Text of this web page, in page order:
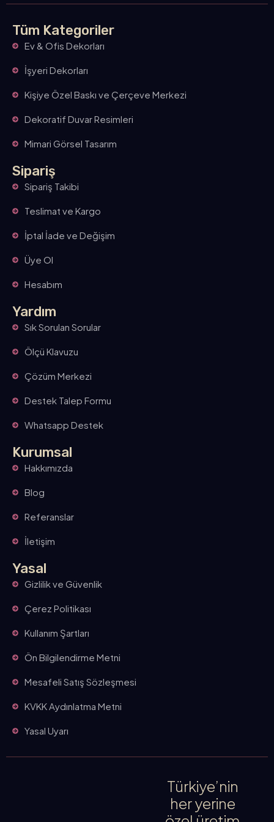
Tüm Kategoriler
Ev & Ofis Dekorları
İşyeri Dekorları
Kişiye Özel Baskı ve Çerçeve Merkezi
Dekoratif Duvar Resimleri
Mimari Görsel Tasarım
Sipariş
Sipariş Takibi
Teslimat ve Kargo
İptal İade ve Değişim
Üye Ol
Hesabım
Yardım
Sık Sorulan Sorular
Ölçü Klavuzu
Çözüm Merkezi
Destek Talep Formu
Whatsapp Destek
Kurumsal
Hakkımızda
Blog
Referanslar
İletişim
Yasal
Gizlilik ve Güvenlik
Çerez Politikası
Kullanım Şartları
Ön Bilgilendirme Metni
Mesafeli Satış Sözleşmesi
KVKK Aydınlatma Metni
Yasal Uyarı
Türkiye’nin
her yerine